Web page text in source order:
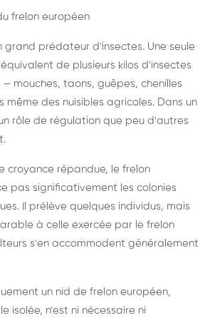
frelon européen
grand prédateur d'insectes. Une seule
de plusieurs kilos d'insectes
mouches, taons, guêpes, chenilles
des nuisibles agricoles. Dans un
rôle de régulation que peu d'autres
croyance répandue, le frelon
pas significativement les colonies
Il prélève quelques individus, mais
à celle exercée par le frelon
s'en accommodent généralement
un nid de frelon européen,
isolée, n'est ni nécessaire ni